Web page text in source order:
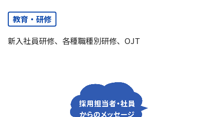
教育・研修
新入社員研修、各種職種別研修、OJT